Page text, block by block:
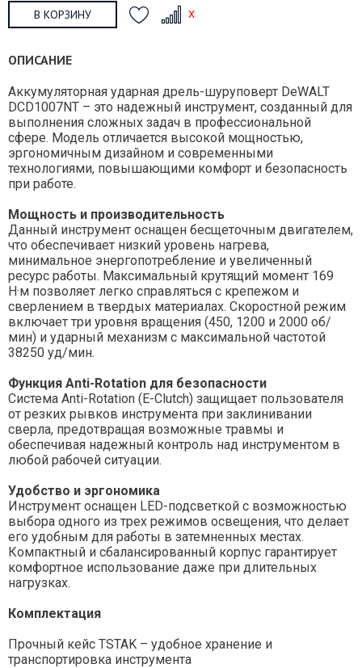
В КОРЗИНУ
ОПИСАНИЕ
Аккумуляторная ударная дрель-шуруповерт DeWALT
DCD1007NT – это надежный инструмент, созданный для
выполнения сложных задач в профессиональной
сфере. Модель отличается высокой мощностью,
эргономичным дизайном и современными
технологиями, повышающими комфорт и безопасность
при работе.
Мощность и производительность
Данный инструмент оснащен бесщеточным двигателем,
что обеспечивает низкий уровень нагрева,
минимальное энергопотребление и увеличенный
ресурс работы. Максимальный крутящий момент 169
Н·м позволяет легко справляться с крепежом и
сверлением в твердых материалах. Скоростной режим
включает три уровня вращения (450, 1200 и 2000 об/
мин) и ударный механизм с максимальной частотой
38250 уд/мин.
Функция Anti-Rotation для безопасности
Система Anti-Rotation (E-Clutch) защищает пользователя
от резких рывков инструмента при заклинивании
сверла, предотвращая возможные травмы и
обеспечивая надежный контроль над инструментом в
любой рабочей ситуации.
Удобство и эргономика
Инструмент оснащен LED-подсветкой с возможностью
выбора одного из трех режимов освещения, что делает
его удобным для работы в затемненных местах.
Компактный и сбалансированный корпус гарантирует
комфортное использование даже при длительных
нагрузках.
Комплектация
Прочный кейс TSTAK – удобное хранение и
транспортировка инструмента